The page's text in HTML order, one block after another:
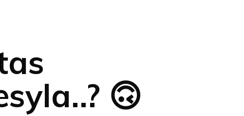
🙃